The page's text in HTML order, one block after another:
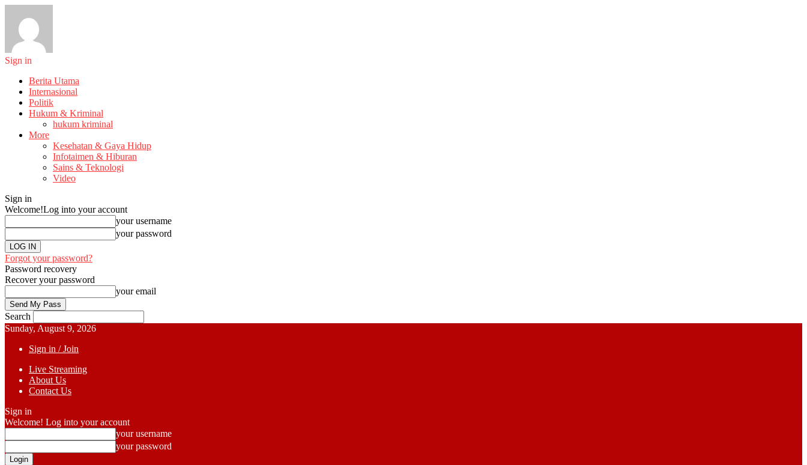
Sign in
Berita Utama
Internasional
Politik
Hukum & Kriminal
hukum kriminal
More
Kesehatan & Gaya Hidup
Infotaimen & Hiburan
Sains & Teknologi
Video
Sign in
Welcome!Log into your account
your username
your password
Forgot your password?
Password recovery
Recover your password
your email
Search
Sunday, August 9, 2026
Sign in / Join
Live Streaming
About Us
Contact Us
Sign in
Welcome! Log into your account
your username
your password